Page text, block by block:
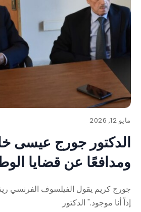
مايو 12, 2026
الدكتور جورج عيسى
ومدافعًا عن قضايا
جورج كريم يقول الفيلسوف الفرنسي
إذاً أنا موجود." الدكتور